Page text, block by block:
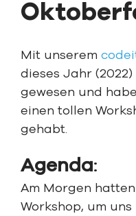
Mit unserem
dieses Jahr
gewesen und
einen tollen
gehabt.
Agenda:
Am Morgen
Workshop, um